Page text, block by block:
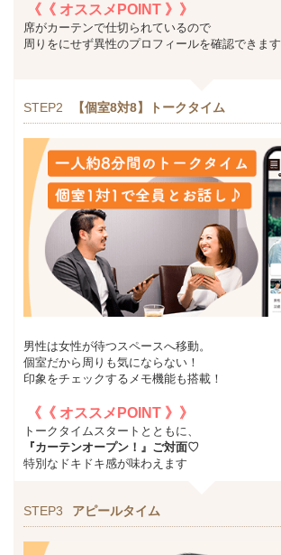
《《 オススメPOINT 》》
席がカーテンで仕切られているので
周りをにせず異性のプロフィールを確認できます
STEP2 【個室8対8】トークタイム
男性は女性が待つスペースへ移動。
個室だから周りも気にならない！
印象をチェックするメモ機能も搭載！
《《 オススメPOINT 》》
トークタイムスタートとともに、
『カーテンオープン！』ご対面♡
特別なドキドキ感が味わえます
STEP3 アピールタイム